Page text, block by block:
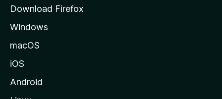
Download Firefox
Windows
macOS
iOS
Android